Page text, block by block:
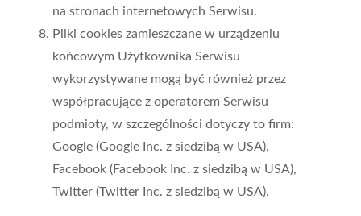
na stronach internetowych Serwisu.
Pliki cookies zamieszczane w urządzeniu
końcowym Użytkownika Serwisu
wykorzystywane mogą być również przez
współpracujące z operatorem Serwisu
podmioty, w szczególności dotyczy to firm:
Google (Google Inc. z siedzibą w USA),
Facebook (Facebook Inc. z siedzibą w USA),
Twitter (Twitter Inc. z siedzibą w USA).